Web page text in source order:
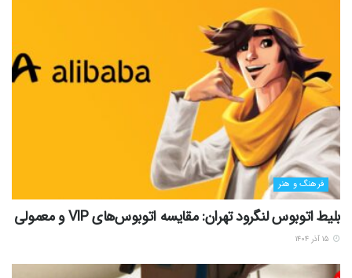
فرهنگ و هنر
بلیط اتوبوس لنگرود تهران: مقایسه اتوبوس‌های VIP و معمولی